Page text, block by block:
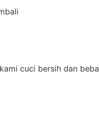
cuci bersih dan